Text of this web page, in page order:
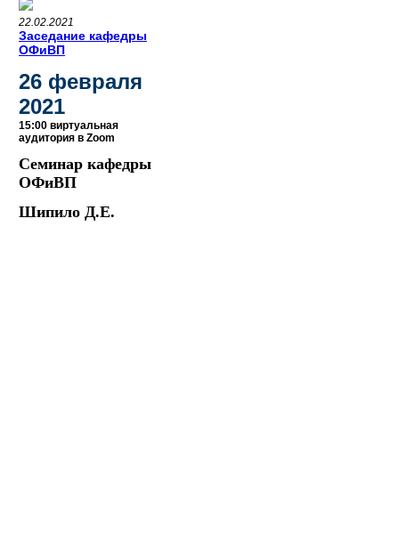
22.02.2021
Заседание кафедры
ОФиВП
26 февраля
2021
15:00 виртуальная
аудитория в Zoom
Семинар кафедры
ОФиВП
Шипило Д.Е.